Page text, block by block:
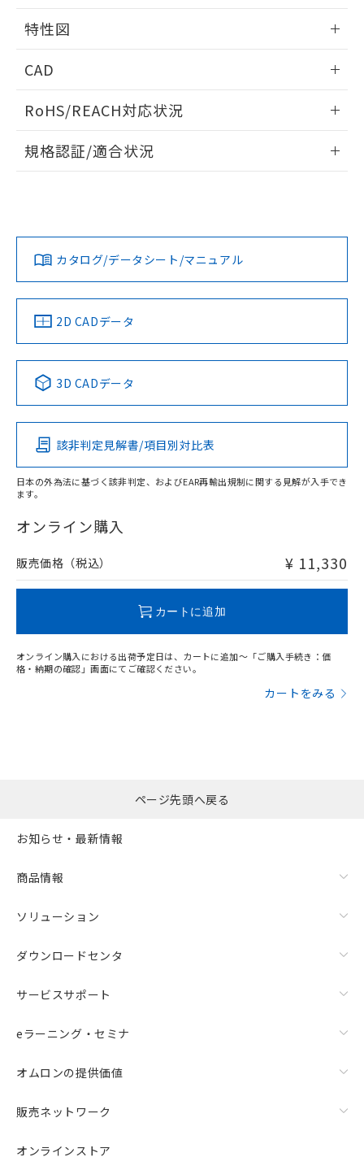
タイムチャート
相互干渉
A: 50mm以上、B: 35mm以上
周囲金属の影響
上、n: 27mm以上
特性図
検出物体の大きさと材質による影響
検出領域
CAD
ドすることができます。
ログイン/会員登録
ダウンロードデータをご利用いただく前に、以下を必ずお読
みください。
ソフトウェアの使用条件
RoHS/REACH対応状況
EU RoHS 注意事項・凡例
対応済み
中国 RoHS 注意事項・凡例
Pb Hg Cd Cr(VI)
O
在庫等で未対応品が混在する可能性があります。
問い合わせください。
規格認証/適合状況
LR型式承認
（イギリス
船舶規格）
DNV型式承認
（ノルウェー
BV型式承認
（フランス
KR型式
（韓国
No No No No
この製品の規格認証/適合状況ページへ
その他の認証はこちらのページからご検索ください
カタログ/データシート/マニュアル
2D CADデータ
3D CADデータ
該非判定見解書/項目別対比表
日本の外為法に基づく該非判定、およびEAR再輸出規制に関する見解が入手でき
ます。
オンライン購入
販売価格（税込） ¥ 11,330
カートに追加
オンライン購入における出荷予定日は、カートに追加～「ご購入手続き：価
格・納期の確認」画面にてご確認ください。
カートをみる
す。
ページ先頭へ戻る
お知らせ・最新情報
商品情報
ソリューション
ダウンロードセンタ
サービスサポート
eラーニング・セミナ
オムロンの提供価値
販売ネットワーク
オンラインストア